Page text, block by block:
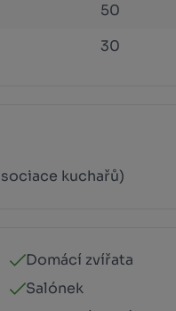
50
30
kuchařů)
Domácí zvířata
Salónek